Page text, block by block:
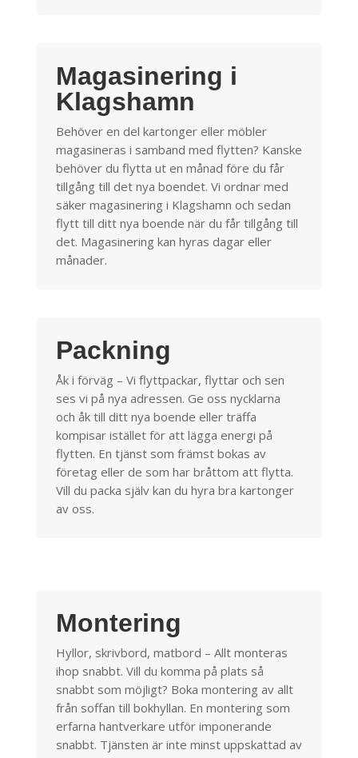
Magasinering i
Klagshamn
Behöver en del kartonger eller möbler
magasineras i samband med flytten? Kanske
behöver du flytta ut en månad före du får
tillgång till det nya boendet. Vi ordnar med
säker magasinering i Klagshamn och sedan
flytt till ditt nya boende när du får tillgång till
det. Magasinering kan hyras dagar eller
månader.
Packning
Åk i förväg – Vi flyttpackar, flyttar och sen
ses vi på nya adressen. Ge oss nycklarna
och åk till ditt nya boende eller träffa
kompisar istället för att lägga energi på
flytten. En tjänst som främst bokas av
företag eller de som har bråttom att flytta.
Vill du packa själv kan du hyra bra kartonger
av oss.
Montering
Hyllor, skrivbord, matbord – Allt monteras
ihop snabbt. Vill du komma på plats så
snabbt som möjligt? Boka montering av allt
från soffan till bokhyllan. En montering som
erfarna hantverkare utför imponerande
snabbt. Tjänsten är inte minst uppskattad av